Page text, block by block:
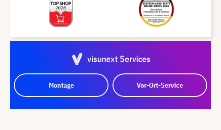
visunext Services
Montage Vor-Ort-Service